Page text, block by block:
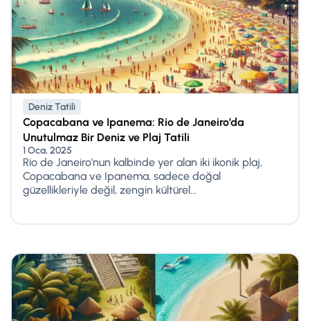
Deniz Tatili
Copacabana ve Ipanema: Rio de Janeiro’da
Unutulmaz Bir Deniz ve Plaj Tatili
1 Oca, 2025
Rio de Janeiro'nun kalbinde yer alan iki ikonik plaj,
Copacabana ve Ipanema, sadece doğal
güzellikleriyle değil, zengin kültürel...